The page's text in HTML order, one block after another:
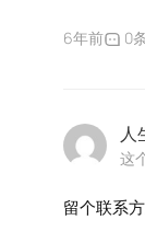
6年前 0
人
这
留个联系